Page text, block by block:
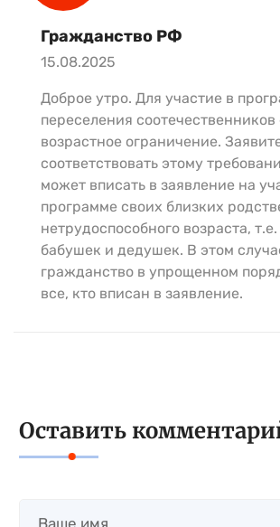
Гражданство РФ
15.08.2025
Доброе утро. Для участие в
переселения соотечественников
возрастное ограничение.
соответствовать этому
может вписать в заявление на
программе своих близких
нетрудоспособного возраста,
бабушек и дедушек. В этом
гражданство в упрощенном
все, кто вписан в заявление.
Оставить